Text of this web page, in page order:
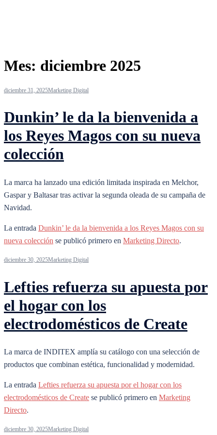
Mes: diciembre 2025
diciembre 31, 2025Marketing Digital
Dunkin’ le da la bienvenida a
los Reyes Magos con su nueva
colección
La marca ha lanzado una edición limitada inspirada en Melchor,
Gaspar y Baltasar tras activar la segunda oleada de su campaña de
Navidad.
La entrada Dunkin’ le da la bienvenida a los Reyes Magos con su
nueva colección se publicó primero en Marketing Directo.
diciembre 30, 2025Marketing Digital
Lefties refuerza su apuesta por
el hogar con los
electrodomésticos de Create
La marca de INDITEX amplía su catálogo con una selección de
productos que combinan estética, funcionalidad y modernidad.
La entrada Lefties refuerza su apuesta por el hogar con los
electrodomésticos de Create se publicó primero en Marketing
Directo.
diciembre 30, 2025Marketing Digital